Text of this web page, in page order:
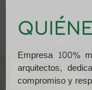
Empresa 100%
arquitectos,
compromiso y